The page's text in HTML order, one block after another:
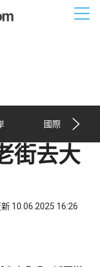
國際
街去大
10.06.2025 16:26